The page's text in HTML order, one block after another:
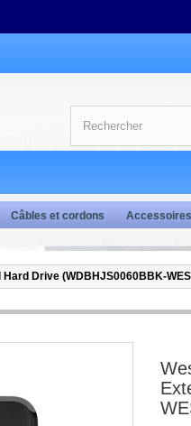
Câbles et cordons Accessoires
Drive (WDBHJS0060BBK-